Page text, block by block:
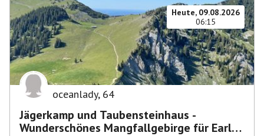
Heute, 09.08.2026
06:15
oceanlady, 64
Jägerkamp und Taubensteinhaus -
Wunderschönes Mangfallgebirge für Early